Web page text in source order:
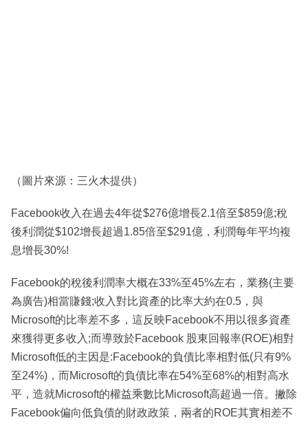
（圖片來源：三火木提供）
Facebook收入在過去4年從$276億增長2.1倍至$859億;稅
後利潤從$102增長超過1.85倍至$291億，利潤每年平均複
息增長30%!
Facebook的稅後利潤率大概在33%至45%左右，業務(主要
為廣告)相當賺錢;收入對比資產的比率大約在0.5，與
Microsoft的比率差不多，這反映Facebook不用以很多資產
來獲得更多收入;而導致於Facebook 股東回報率(ROE)相對
Microsoft低的主因是:Facebook的負債比率相對低(只有9%
至24%)，而Microsoft的負債比率在54%至68%的相對高水
平，造就Microsoft的權益乘數比Microsoft高超過一倍。撇除
Facebook偏向低負債的財政政策，兩者的ROE其實相差不